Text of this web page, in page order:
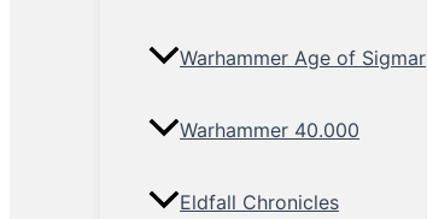
Warhammer Age of Sigmar
Warhammer 40.000
Eldfall Chronicles